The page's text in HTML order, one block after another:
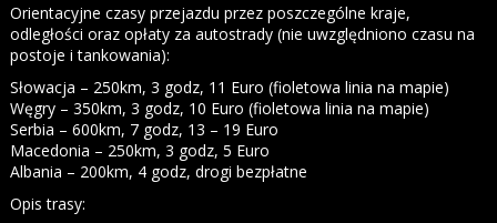
Orientacyjne czasy przejazdu przez poszczególne kraje,
odległości oraz opłaty za autostrady (nie uwzględniono czasu na
postoje i tankowania):
Słowacja – 250km, 3 godz, 11 Euro (fioletowa linia na mapie)
Węgry – 350km, 3 godz, 10 Euro (fioletowa linia na mapie)
Serbia – 600km, 7 godz, 13 – 19 Euro
Macedonia – 250km, 3 godz, 5 Euro
Albania – 200km, 4 godz, drogi bezpłatne
Opis trasy: